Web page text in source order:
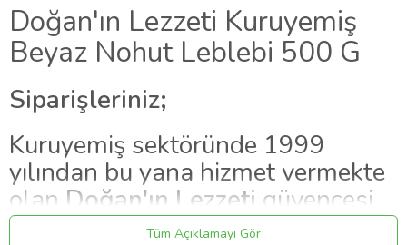
Doğan'ın Lezzeti Kuruyemiş
Beyaz Nohut Leblebi 500 G
Siparişleriniz;
Kuruyemiş sektöründe 1999
yılından bu yana hizmet vermekte
olan Doğan'ın Lezzeti güvencesi
ile sizlere sunulmaktadır.
Tüm Açıklamayı Gör